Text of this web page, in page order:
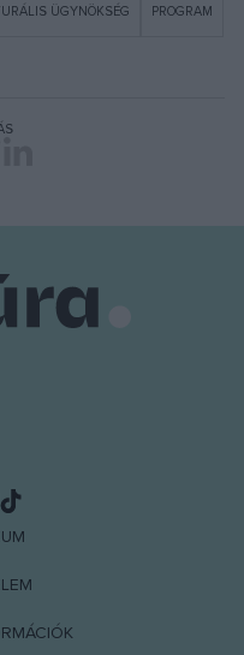
ÜGYNÖKSÉG PROGRAM